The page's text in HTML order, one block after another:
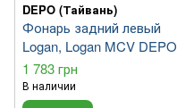
DEPO (Тайвань)
Фонарь задний левый
Logan, Logan MCV DEPO
1 783 грн
В наличии